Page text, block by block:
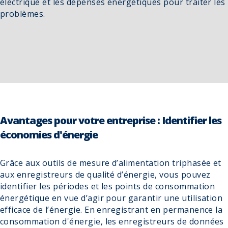
problèmes.
Avantages pour votre entreprise : Identifier les
économies d'énergie
Grâce aux outils de mesure d’alimentation triphasée et
aux enregistreurs de qualité d’énergie, vous pouvez
identifier les périodes et les points de consommation
énergétique en vue d’agir pour garantir une utilisation
efficace de l’énergie. En enregistrant en permanence la
consommation d'énergie, les enregistreurs de données